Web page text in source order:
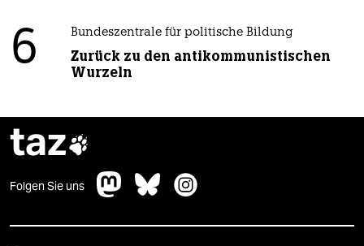
6 Bundeszentrale für politische Bildung
Zurück zu den antikommunistischen
Wurzeln
taz
Folgen Sie uns